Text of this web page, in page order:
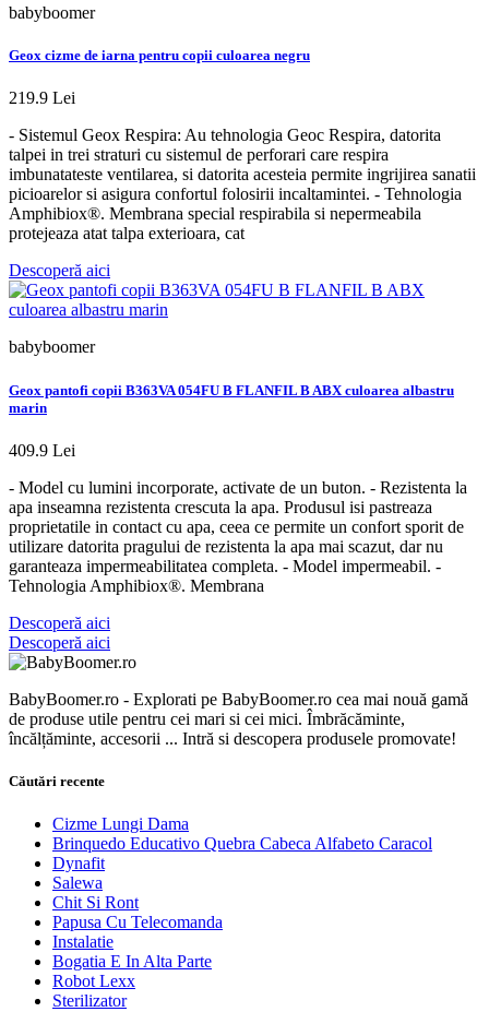
babyboomer
Geox cizme de iarna pentru copii culoarea negru
219.9 Lei
- Sistemul Geox Respira: Au tehnologia Geoc Respira, datorita
talpei in trei straturi cu sistemul de perforari care respira
imbunatateste ventilarea, si datorita acesteia permite ingrijirea sanatii
picioarelor si asigura confortul folosirii incaltamintei. - Tehnologia
Amphibiox®. Membrana special respirabila si nepermeabila
protejeaza atat talpa exterioara, cat
Descoperă aici
babyboomer
Geox pantofi copii B363VA 054FU B FLANFIL B ABX culoarea albastru
marin
409.9 Lei
- Model cu lumini incorporate, activate de un buton. - Rezistenta la
apa inseamna rezistenta crescuta la apa. Produsul isi pastreaza
proprietatile in contact cu apa, ceea ce permite un confort sporit de
utilizare datorita pragului de rezistenta la apa mai scazut, dar nu
garanteaza impermeabilitatea completa. - Model impermeabil. -
Tehnologia Amphibiox®. Membrana
Descoperă aici
Descoperă aici
BabyBoomer.ro - Explorati pe BabyBoomer.ro cea mai nouă gamă
de produse utile pentru cei mari si cei mici. Îmbrăcăminte,
încălțăminte, accesorii ... Intră si descopera produsele promovate!
Căutări recente
Cizme Lungi Dama
Brinquedo Educativo Quebra Cabeca Alfabeto Caracol
Dynafit
Salewa
Chit Si Ront
Papusa Cu Telecomanda
Instalatie
Bogatia E In Alta Parte
Robot Lexx
Sterilizator